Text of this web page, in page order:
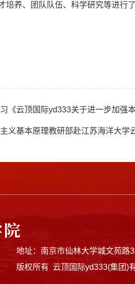
培养、团队队伍、科学研究等进行了
《云顶国际yd333关于进一步加强
义基本原理教研部赴江苏海洋大学
地址：南京市仙林大学城文苑路
版权所有 云顶国际yd333(集团)